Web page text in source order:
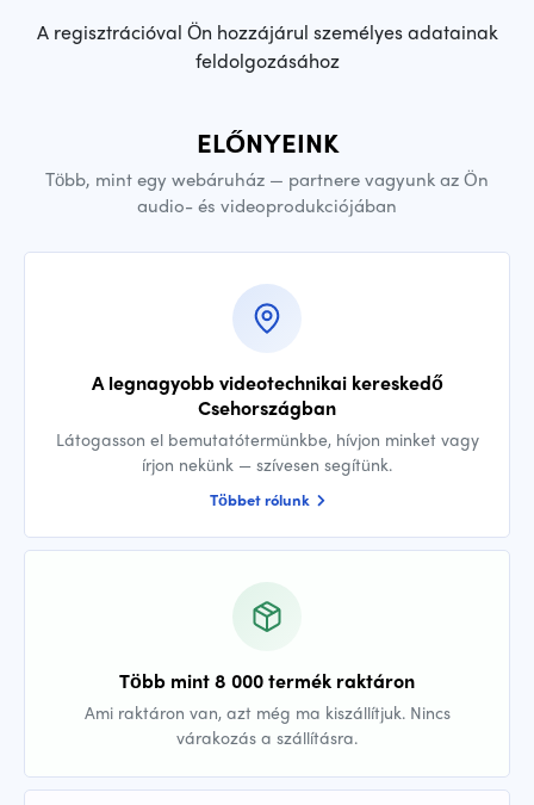
A regisztrációval Ön hozzájárul személyes adatainak
feldolgozásához
ELŐNYEINK
Több, mint egy webáruház — partnere vagyunk az Ön
audio- és videoprodukciójában
A legnagyobb videotechnikai kereskedő
Csehországban
Látogasson el bemutatótermünkbe, hívjon minket vagy
írjon nekünk — szívesen segítünk.
Többet rólunk
Több mint 8 000 termék raktáron
Ami raktáron van, azt még ma kiszállítjuk. Nincs
várakozás a szállításra.